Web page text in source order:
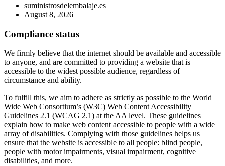
suministrosdelembalaje.es
August 8, 2026
Compliance status
We firmly believe that the internet should be available and accessible
to anyone, and are committed to providing a website that is
accessible to the widest possible audience, regardless of
circumstance and ability.
To fulfill this, we aim to adhere as strictly as possible to the World
Wide Web Consortium’s (W3C) Web Content Accessibility
Guidelines 2.1 (WCAG 2.1) at the AA level. These guidelines
explain how to make web content accessible to people with a wide
array of disabilities. Complying with those guidelines helps us
ensure that the website is accessible to all people: blind people,
people with motor impairments, visual impairment, cognitive
disabilities, and more.